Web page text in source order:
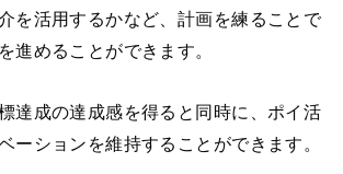
を活用するかなど、計画を練ることで
進めることができます。
達成の達成感を得ると同時に、ポイ活
ーションを維持することができます。